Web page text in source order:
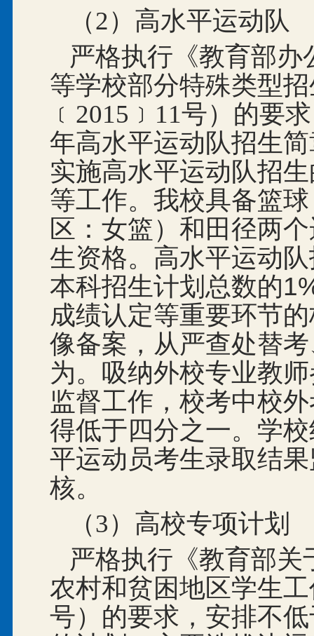
（2） 高水平运动队
严格执行《教育部办
等学校部分特殊类型
﹝ 2015 ﹞ 11号）的要
年高水平运动队招生
实施高水平运动队招
等工作。我校具备篮
区：女篮）和田径两
生资格。高水平运动
本科招生计划总数的
成绩认定等重要环节
像备案，从严查处替
为。吸纳外校专业教
监督工作，校考中校
得低于四分之一。学
平运动员考生录取结
核。
（3）高校专项计划
严格执行《教育部关
农村和贫困地区学生
号）的要求，安排不